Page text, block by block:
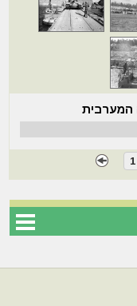
המערבית
1